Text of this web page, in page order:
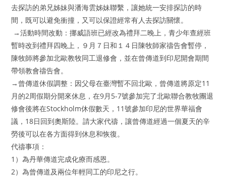
去探訪的弟兄姊妹與潘海雲姊妹聯繫，讓她統一安排探訪的時
間，既可以避免衝撞，又可以保證經常有人去探訪關懷。
→活動時間改動：挪威語班已經改為禮拜二晚上，青少年查經班
暫時改到禮拜四晚上，９月７日和１４日陳牧師家禱告會暫停，
陳牧師將參加北歐教牧同工退修會，並在曾傳道到印尼開會期間
帶領教會禱告會。
→曾傳道休假調整：因父母在臺灣暫不回北歐，曾傳道將原定11
月的2周假期分開來休息，在9月5-7號參加完了北歐聯合教牧團退
修會後將在Stockholm休假數天，11號參加印尼的世界華福會
議，18日回到奧斯陸。請大家代禱，讓曾傳道經過一個夏天的辛
勞後可以在各方面得到休息和恢復。
代禱事項：
1）為丹華傳道完成化療而感恩。
2）為曾傳道及兩位年輕同工的印尼之行。